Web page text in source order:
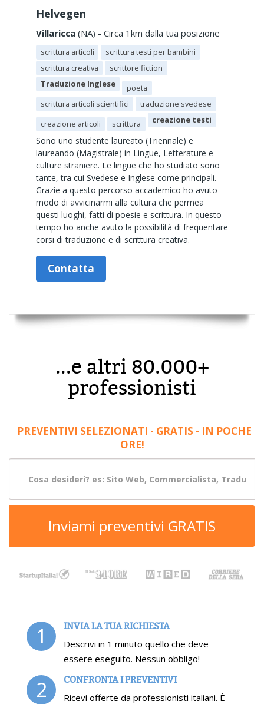
Helvegen
Villaricca (NA) - Circa 1km dalla tua posizione
scrittura articoli
scrittura testi per bambini
scrittura creativa
scrittore fiction
Traduzione Inglese
poeta
scrittura articoli scientifici
traduzione svedese
creazione articoli
scrittura creazione testi
Sono uno studente laureato (Triennale) e
laureando (Magistrale) in Lingue, Letterature e
culture straniere. Le lingue che ho studiato sono
tante, tra cui Svedese e Inglese come principali.
Grazie a questo percorso accademico ho avuto
modo di avvicinarmi alla cultura che permea
questi luoghi, fatti di poesie e scrittura. In questo
tempo ho anche avuto la possibilità di frequentare
corsi di traduzione e di scrittura creativa.
Contatta
...e altri 80.000+
professionisti
PREVENTIVI SELEZIONATI - GRATIS - IN POCHE
ORE!
Inviami preventivi GRATIS
1 INVIA LA TUA RICHIESTA
Descrivi in 1 minuto quello che deve
essere eseguito. Nessun obbligo!
2 CONFRONTA I PREVENTIVI
Ricevi offerte da professionisti italiani. È